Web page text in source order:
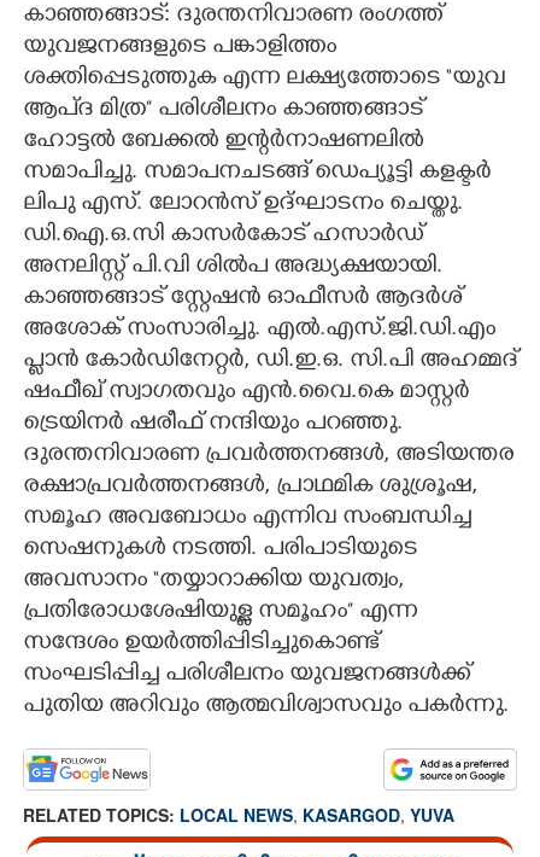
LITERATURE
ZOOM
CONTACT US
കാഞ്ഞങ്ങാട്: ദുരന്തനിവാരണ രംഗത്ത്
യുവജനങ്ങളുടെ പങ്കാളിത്തം
ശക്തിപ്പെടുത്തുക എന്ന ലക്ഷ്യത്തോടെ “യുവ
ആപ്‌ദ മിത്ര” പരിശീലനം കാഞ്ഞങ്ങാട്
ഹോട്ടൽ ബേക്കൽ ഇന്റർനാഷണലിൽ
സമാപിച്ചു. സമാപനചടങ്ങ് ഡെപ്യൂട്ടി കളക്ടർ
ലിപു എസ്. ലോറൻസ് ഉദ്ഘാടനം ചെയ്തു.
ഡി.ഐ.ഒ.സി കാസർകോട് ഹസാർഡ്
അനലിസ്റ്റ് പി.വി ശിൽപ അദ്ധ്യക്ഷയായി.
കാഞ്ഞങ്ങാട് സ്റ്റേഷൻ ഓഫീസർ ആദർശ്
അശോക് സംസാരിച്ചു. എൽ.എസ്.ജി.ഡി.എം
പ്ലാൻ കോർഡിനേറ്റർ, ഡി.ഇ.ഒ. സി.പി അഹമ്മദ്
ഷഫീഖ് സ്വാഗതവും എൻ.വൈ.കെ മാസ്റ്റർ
ട്രെയിനർ ഷരീഫ് നന്ദിയും പറഞ്ഞു.
ദുരന്തനിവാരണ പ്രവർത്തനങ്ങൾ, അടിയന്തര
രക്ഷാപ്രവർത്തനങ്ങൾ, പ്രാഥമിക ശുശ്രൂഷ,
സമൂഹ അവബോധം എന്നിവ സംബന്ധിച്ച
സെഷനുകൾ നടത്തി. പരിപാടിയുടെ
അവസാനം “തയ്യാറാക്കിയ യുവത്വം,
പ്രതിരോധശേഷിയുള്ള സമൂഹം” എന്ന
സന്ദേശം ഉയർത്തിപ്പിടിച്ചുകൊണ്ട്
സംഘടിപ്പിച്ച പരിശീലനം യുവജനങ്ങൾക്ക്
പുതിയ അറിവും ആത്മവിശ്വാസവും പകർന്നു.
RELATED TOPICS: LOCAL NEWS, KASARGOD, YUVA